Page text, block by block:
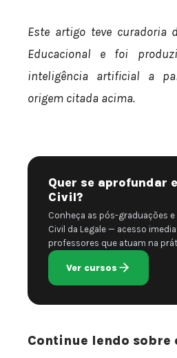
Este artigo teve curadoria
Educacional e foi
inteligência artificial a
origem citada acima.
Quer se aprofundar
Civil?
Conheça as pós-graduações
Civil da Legale — acesso
professores que atuam na
Ver cursos
Continue lendo sobre